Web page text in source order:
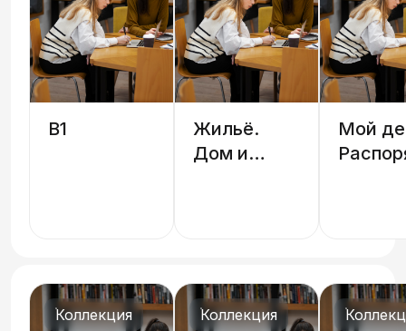
B1
Жильё.
Дом и
Мой
Коллекция Коллекция